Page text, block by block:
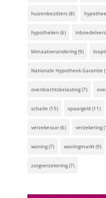
huizenbezitters(8)
hypotheken(6)
klimaatverandering(9)
Nationale Hypotheek Garantie
overdrachtsbelasting(7)
schade (15) spaargeld(11)
verzekeraar(6) verzekering
woning(7) woningmarkt(9)
zorgverzekering(7)